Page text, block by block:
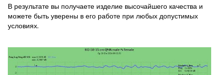
В результате вы получаете изделие высочайшего качества и
можете быть уверены в его работе при любых допустимых
условиях.